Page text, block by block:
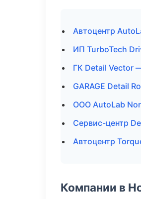
Автоцентр
ИП TurboTech
ГК Detail Vector
GARAGE Detail
ООО AutoLab
Сервис-центр
Автоцентр
Компании в